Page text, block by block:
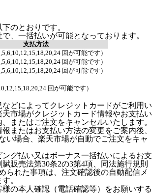
のとおりです。
、一括払いが可能となっております。
支払方法
回が可能です）
回が可能です）
回が可能です）
回が可能です）
どによってクレジットカードがご利用い
市場がクレジットカード情報やお支払い
またはご注文をキャンセルいたします。
またはお支払い方法の変更をご案内後、
い場合、楽天市場が自動でご注文をキャ
グ払い又はボーナス一括払いによるお支
販売法第30条2の3第4項、同法施行規則
られた事項は、注文確認後の自動配信メ
。
の本人確認（電話確認等）をお願いする